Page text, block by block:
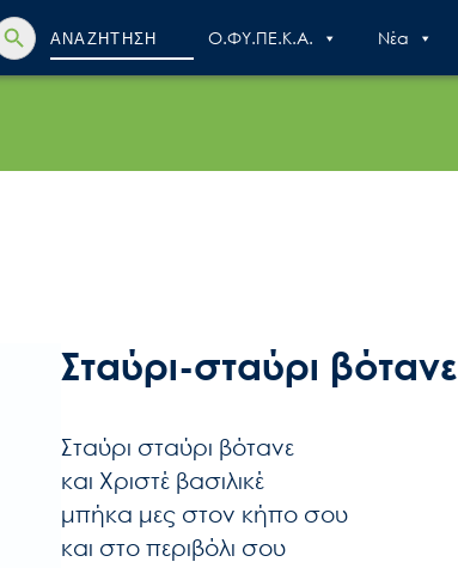
Search
for:
Search Button
Ο.ΦΥ.ΠΕ.Κ.Α. Nέα
Σταύρι-σταύρι βότανε
Σταύρι σταύρι βότανε
και Χριστέ βασιλικέ
μπήκα μες στον κήπο σου
και στο περιβόλι σου